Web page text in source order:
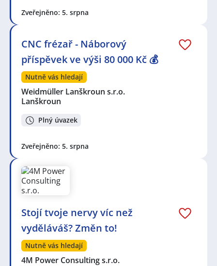
Zveřejněno: 5. srpna
CNC frézař - Náborový
příspěvek ve výši 80 000 Kč 💰
Nutně vás hledají
Weidmüller Lanškroun s.r.o.
Lanškroun
Plný úvazek
Zveřejněno: 5. srpna
Stojí tvoje nervy víc než
vyděláváš? Změn to!
Nutně vás hledají
4M Power Consulting s.r.o.